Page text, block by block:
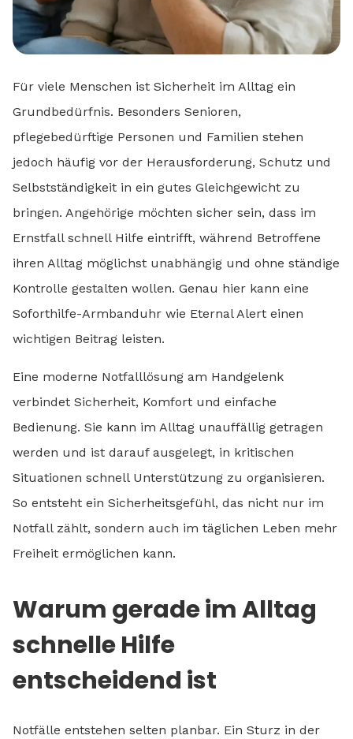
Für viele Menschen ist Sicherheit im Alltag ein
Grundbedürfnis. Besonders Senioren,
pflegebedürftige Personen und Familien stehen
jedoch häufig vor der Herausforderung, Schutz und
Selbstständigkeit in ein gutes Gleichgewicht zu
bringen. Angehörige möchten sicher sein, dass im
Ernstfall schnell Hilfe eintrifft, während Betroffene
ihren Alltag möglichst unabhängig und ohne ständige
Kontrolle gestalten wollen. Genau hier kann eine
Soforthilfe-Armbanduhr wie Eternal Alert einen
wichtigen Beitrag leisten.
Eine moderne Notfalllösung am Handgelenk
verbindet Sicherheit, Komfort und einfache
Bedienung. Sie kann im Alltag unauffällig getragen
werden und ist darauf ausgelegt, in kritischen
Situationen schnell Unterstützung zu organisieren.
So entsteht ein Sicherheitsgefühl, das nicht nur im
Notfall zählt, sondern auch im täglichen Leben mehr
Freiheit ermöglichen kann.
Warum gerade im Alltag
schnelle Hilfe
entscheidend ist
Notfälle entstehen selten planbar. Ein Sturz in der